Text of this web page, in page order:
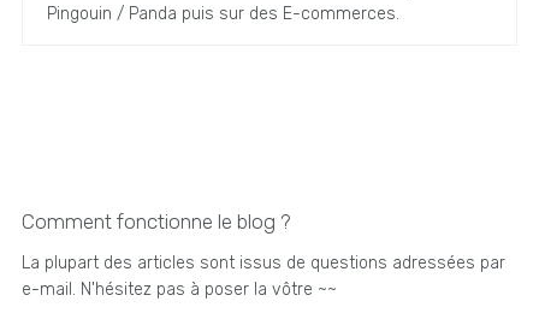
Pingouin / Panda puis sur des E-commerces.
Comment fonctionne le blog ?
La plupart des articles sont issus de questions adressées par
e-mail. N'hésitez pas à poser la vôtre ~~